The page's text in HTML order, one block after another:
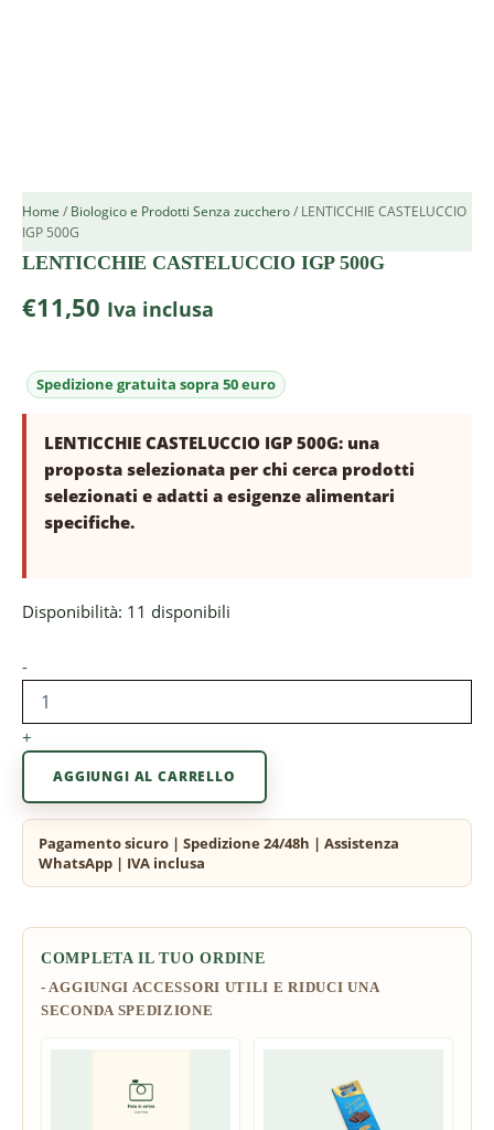
Home / Biologico e Prodotti Senza zucchero/ LENTICCHIE CASTELUCCIO
IGP 500G
LENTICCHIE CASTELUCCIO IGP 500G
€11,50 Iva inclusa
LENTICCHIE CASTELUCCIO IGP 500G: una
proposta selezionata per chi cerca prodotti
selezionati e adatti a esigenze alimentari
specifiche.
Disponibilità: 11 disponibili
-
+
AGGIUNGI AL CARRELLO
COMPLETA IL TUO ORDINE